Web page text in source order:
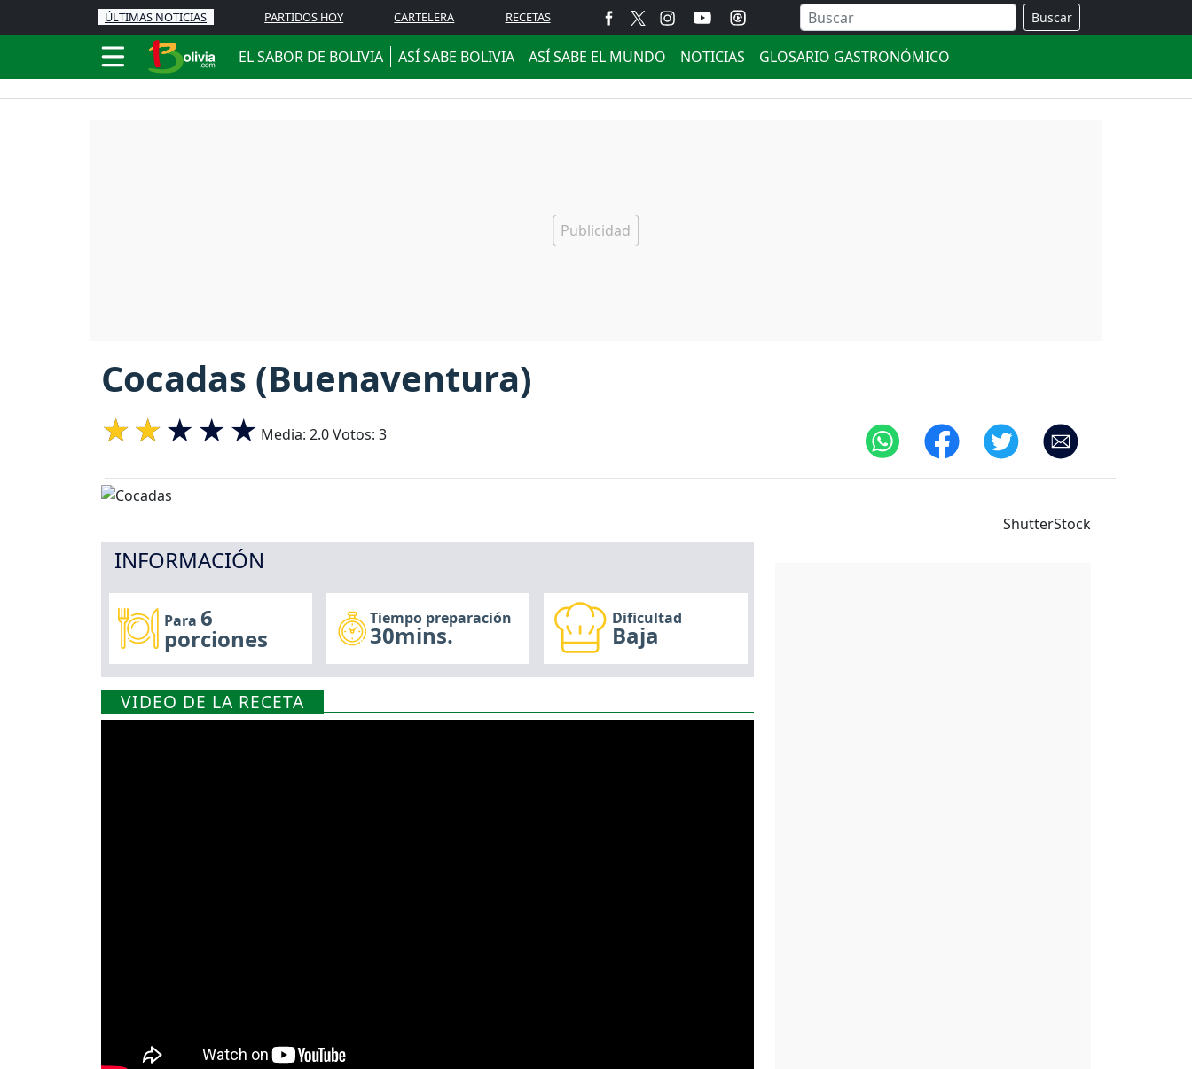
ÚLTIMAS NOTICIAS PARTIDOS HOY CARTELERA RECETAS Buscar
EL SABOR DE BOLIVIA ASÍ SABE BOLIVIA ASÍ SABE EL MUNDO NOTICIAS GLOSARIO GASTRONÓMICO
Cocadas (Buenaventura)
Media: 2.0Votos: 3
ShutterStock
INFORMACIÓN
Para6
porciones
Tiempo preparación
30mins.
Dificultad
Baja
VIDEO DE LA RECETA